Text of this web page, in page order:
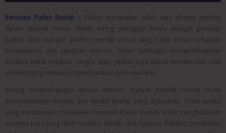
Renovasi Plafon Rumah – Plafon merupakan salah satu elemen penting
dalam sebuah rumah. Meski sering dianggap hanya sebagai penutup
bagian atas ruangan, plafon memiliki peran yang cukup besar terhadap
kenyamanan dan tampilan interior. Selain berfungsi menyembunyikan
instalasi listrik maupun rangka atap, plafon juga dapat memberikan nilai
estetika yang membuat rumah terlihat lebih menarik.
Seiring perkembangan desain interior, banyak pemilik rumah mulai
memperhatikan kondisi dan model plafon yang digunakan. Tidak sedikit
yang memutuskan melakukan Renovasi Plafon Rumah untuk menghadirkan
suasana baru yang lebih modern, bersih, dan nyaman. Bahkan, perubahan